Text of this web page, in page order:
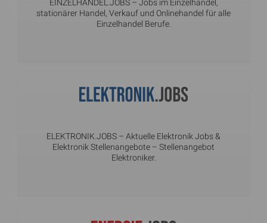
EINZELHANDEL.JOBS– Jobs im Einzelhandel,
stationärer Handel, Verkauf und Onlinehandel für alle
Einzelhandel Berufe.
ELEKTRONIK.JOBS – Aktuelle Elektronik Jobs &
Elektronik Stellenangebote – Stellenangebot
Elektroniker.